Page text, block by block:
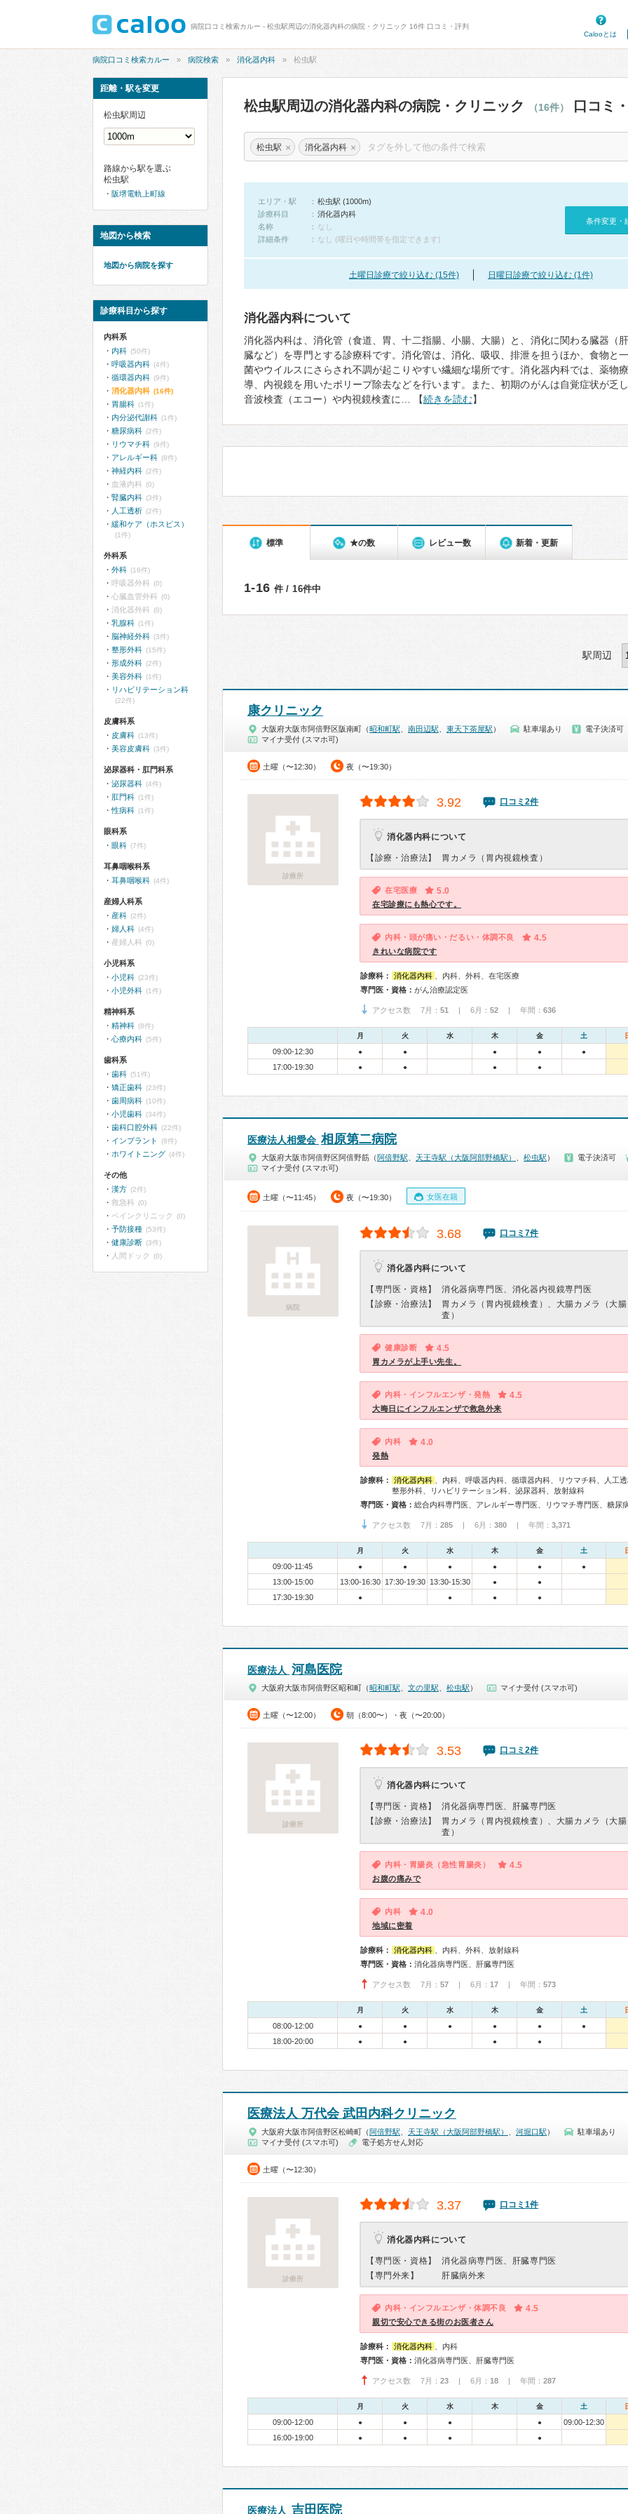
病院口コミ検索カルー - 松虫駅周辺の消化器内科の病院・クリニック 16件 口コミ・評判
Calooとは
病院口コミ検索カルー 病院検索 消化器内科 松虫駅
松虫駅周辺の消化器内科の病院・クリニック （16件） 口コミ
松虫駅 × 消化器内科 ×
エリア・駅
松虫駅 (1000m)
診療科目
消化器内科
名称
なし
詳細条件
なし (曜日や時間帯を指定できます)
条件変更・
土曜日診療で絞り込む (15件) 日曜日診療で絞り込む (1件)
消化器内科について
消化器内科は、消化管（食道、胃、十二指腸、小腸、大腸）と、消化に関わる臓器（
臓など）を専門とする診療科です。消化管は、消化、吸収、排泄を担うほか、食物と
菌やウイルスにさらされ不調が起こりやすい繊細な場所です。消化器内科では、薬物
導、内視鏡を用いたポリープ除去などを行います。また、初期のがんは自覚症状が乏
音波検査（エコー）や内視鏡検査に… 【続きを読む】
標準 ★の数 レビュー数 新着・更新
1-16 件 / 16件中
駅周辺
康クリニック
大阪府大阪市阿倍野区阪南町（昭和町駅 南田辺駅 東天下茶屋駅 ） 駐車場あり
電子決済可
マイナ受付 (スマホ可)
土曜（〜12:30） 夜（〜19:30）
診療所
3.92 口コミ2件
消化器内科について
【診療・治療法】 胃カメラ（胃内視鏡検査）
在宅医療 5.0
在宅診療にも熱心です。
内科・頭が痛い・だるい・体調不良 4.5
きれいな病院です
診療科： 消化器内科
、内科、外科、在宅医療
専門医・資格： がん治療認定医
アクセス数 7月： 51 | 6月： 52 | 年間： 636
月 火 水 木 金 土
09:00-12:30 ● ● ● ● ●
17:00-19:30 ● ● ● ●
医療法人相愛会 相原第二病院
大阪府大阪市阿倍野区阿倍野筋（阿倍野駅 天王寺駅（大阪阿部野橋駅） 松虫駅 ）
電子決済可
マイナ受付 (スマホ可)
土曜（〜11:45） 夜（〜19:30） 女医在籍
病院
3.68 口コミ7件
消化器内科について
【専門医・資格】
消化器病専門医、消化器内視鏡専門医
【診療・治療法】
胃カメラ（胃内視鏡検査）、大腸カメラ（大
査）
健康診断 4.5
胃カメラが上手い先生。
内科・インフルエンザ・発熱 4.5
大晦日にインフルエンザで救急外来
内科 4.0
発熱
診療科： 消化器内科
、内科、呼吸器内科、循環器内科、リウマチ科、人工
整形外科、リハビリテーション科、泌尿器科、放射線科
専門医・資格：
アクセス数 7月： 285 | 6月： 380 | 年間： 3,371
月 火 水 木 金 土
09:00-11:45 ● ● ● ● ● ●
13:00-15:00 13:00-16:30 17:30-19:30 13:30-15:30 ● ●
17:30-19:30 ● ● ● ●
医療法人 河島医院
大阪府大阪市阿倍野区昭和町（昭和町駅 文の里駅 松虫駅 ） マイナ受付 (スマホ可)
土曜（〜12:00） 朝（8:00〜）・夜（〜20:00）
診療所
3.53 口コミ2件
消化器内科について
【専門医・資格】
消化器病専門医、肝臓専門医
【診療・治療法】
胃カメラ（胃内視鏡検査）、大腸カメラ（大
査）
内科・胃腸炎（急性胃腸炎） 4.5
お腹の痛みで
内科 4.0
地域に密着
診療科： 消化器内科
、内科、外科、放射線科
専門医・資格： 消化器病専門医、肝臓専門医
アクセス数 7月： 57 | 6月： 17 | 年間： 573
月 火 水 木 金 土
08:00-12:00 ● ● ● ● ● ●
18:00-20:00 ● ● ● ●
医療法人 万代会 武田内科クリニック
大阪府大阪市阿倍野区松崎町（阿倍野駅 天王寺駅（大阪阿部野橋駅） 河堀口駅 ）
駐車場あり
マイナ受付 (スマホ可)
電子処方せん対応
土曜（〜12:30）
診療所
3.37 口コミ1件
消化器内科について
【専門医・資格】
消化器病専門医、肝臓専門医
【専門外来】
肝臓病外来
内科・インフルエンザ・体調不良 4.5
親切で安心できる街のお医者さん
診療科： 消化器内科
、内科
専門医・資格： 消化器病専門医、肝臓専門医
アクセス数 7月： 23 | 6月： 18 | 年間： 287
月 火 水 木 金 土
09:00-12:00 ● ● ● ●
09:00-12:30
16:00-19:00
● ● ● ●
医療法人 吉田医院
距離・駅を変更
松虫駅周辺
路線から駅を選ぶ
松虫駅
阪堺電軌上町線
地図から検索
地図から病院を探す
診療科目から探す
内科系
内科 (50件)
呼吸器内科 (4件)
循環器内科 (9件)
消化器内科 (16件)
胃腸科 (1件)
内分泌代謝科 (1件)
糖尿病科 (2件)
リウマチ科 (9件)
アレルギー科 (8件)
神経内科 (2件)
血液内科 (0)
腎臓内科 (3件)
人工透析 (2件)
緩和ケア（ホスピス）
(1件)
外科系
外科 (16件)
呼吸器外科 (0)
心臓血管外科 (0)
消化器外科 (0)
乳腺科 (1件)
脳神経外科 (3件)
整形外科 (15件)
形成外科 (2件)
美容外科 (1件)
リハビリテーション科
(22件)
皮膚科系
皮膚科 (13件)
美容皮膚科 (3件)
泌尿器科・肛門科系
泌尿器科 (4件)
肛門科 (1件)
性病科 (1件)
眼科系
眼科 (7件)
耳鼻咽喉科系
耳鼻咽喉科 (4件)
産婦人科系
産科 (2件)
婦人科 (4件)
産婦人科 (0)
小児科系
小児科 (23件)
小児外科 (1件)
精神科系
精神科 (8件)
心療内科 (5件)
歯科系
歯科 (51件)
矯正歯科 (23件)
歯周病科 (10件)
小児歯科 (34件)
歯科口腔外科 (22件)
インプラント (8件)
ホワイトニング (4件)
その他
漢方 (2件)
救急科 (0)
ペインクリニック (0)
予防接種 (53件)
健康診断 (3件)
人間ドック (0)